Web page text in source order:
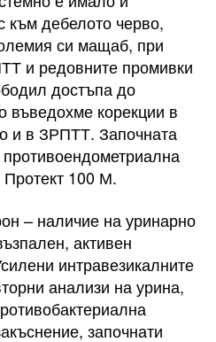
към дебелото черво,
си мащаб, при
и редовните промивки
достъпа до
въведохме корекции в
и в ЗРПТТ. Започната
Протект 100 М.
– наличие на уринарно
активен
интравезикалните
анализи на урина,
започнати